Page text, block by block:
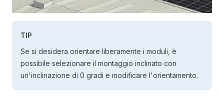
TIP
Se si desidera orientare liberamente i moduli, è
possibile selezionare il montaggio inclinato con
un'inclinazione di 0 gradi e modificare l'orientamento.